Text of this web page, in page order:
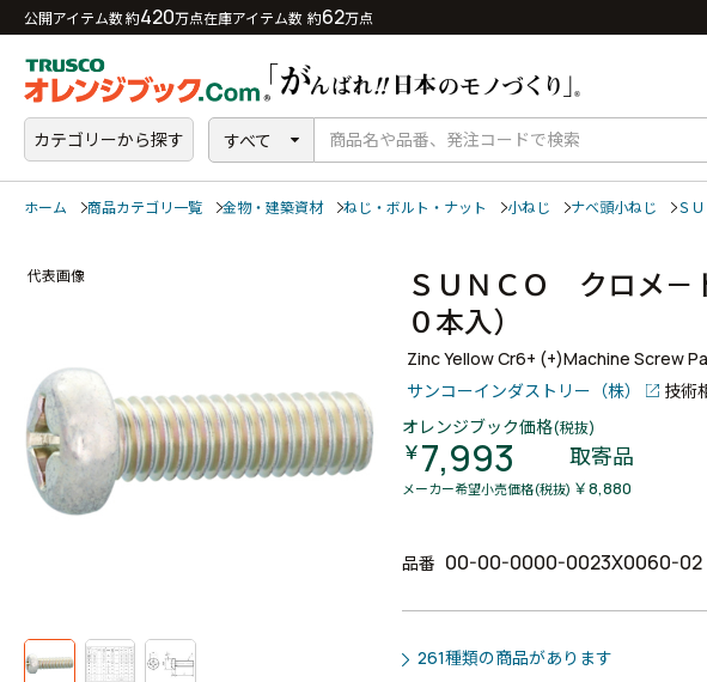
公開アイテム数 約420万点在庫アイテム数 約62万点
カテゴリーから探す すべて
ホーム 商品カテゴリ一覧 金物・建築資材 ねじ・ボルト・ナット 小ねじ ナベ頭小ねじ Ｓ
代表画像
ＳＵＮＣＯ クロメ
０本入）
Zinc Yellow Cr6+ (+)Machine Screw
サンコーインダストリー（株）
技術
オレンジブック価格(税抜)
￥7,993 取寄品
メーカー希望小売価格(税抜) ￥8,880
品番 00-00-0000-0023X0060-02
261種類の商品があります